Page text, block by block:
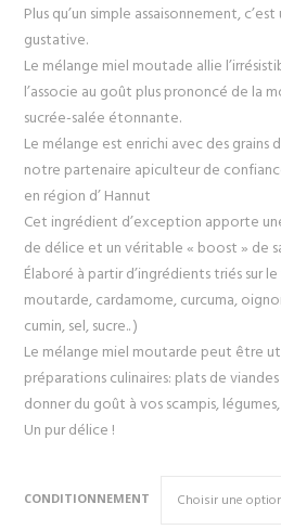
prix :
à
12,00
Plus qu’un simple assaisonnement,
gustative.
Le mélange miel moutade allie
l’associe au goût plus prononcé de la
sucrée-salée étonnante.
Le mélange est enrichi avec des
notre partenaire apiculteur de
en région d’ Hannut
Cet ingrédient d’exception apporte
de délice et un véritable « boost » de
Élaboré à partir d’ingrédients triés sur
moutarde, cardamome, curcuma,
cumin, sel, sucre.. )
Le mélange miel moutarde peut être
préparations culinaires: plats de
donner du goût à vos scampis,
Un pur délice !
CONDITIONNEMENT